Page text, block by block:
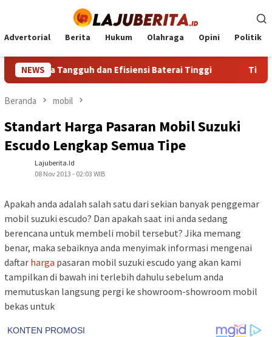
konten
Advertorial Berita Hukum Olahraga Opini Politik
NEWSTangguh dan Efisiensi Baterai Tinggi Tips
Beranda mobil
Standart Harga Pasaran Mobil Suzuki
Escudo Lengkap Semua Tipe
Lajuberita.id
08 Nov 2013 - 02:03 WIB
Apakah anda adalah salah satu dari sekian banyak penggemar
mobil suzuki escudo? Dan apakah saat ini anda sedang
berencana untuk membeli mobil tersebut? Jika memang
benar, maka sebaiknya anda menyimak informasi mengenai
daftar harga pasaran mobil suzuki escudo yang akan kami
tampilkan di bawah ini terlebih dahulu sebelum anda
memutuskan langsung pergi ke showroom-showroom mobil
bekas untuk